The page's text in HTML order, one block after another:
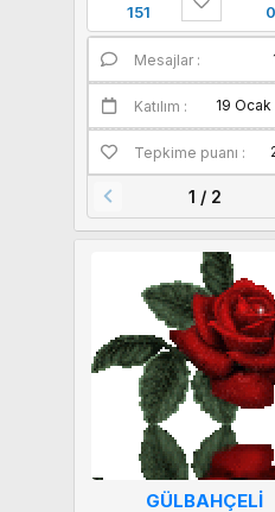
151
0
Mesajlar
Katılım 19
Tepkime puanı
1 / 2
GÜLBAHÇELİ